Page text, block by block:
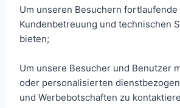
Um unseren Besuchern fortlaufende
Kundenbetreuung und technischen
bieten;
Um unsere Besucher und Benutzer
oder personalisierten
und Werbebotschaften zu